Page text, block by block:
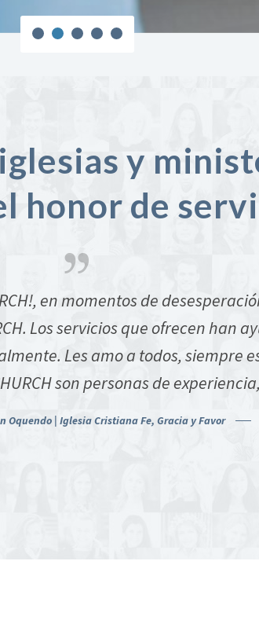
y
honor de
en momentos de
Los servicios que ofrecen han
Les amo a todos, siempre
son personas de
Oquendo | Iglesia Cristiana Fe, Gracia y Favor